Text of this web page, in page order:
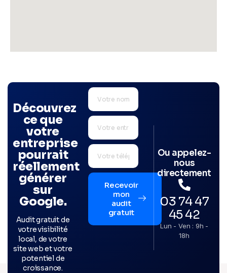
Découvrez
ce que
votre
entreprise
pourrait
réellement
générer
sur
Google.
Audit gratuit de
votre visibilité
local, de votre
site web et votre
potentiel de
croissance.
Recevoir
mon
audit
gratuit
Ou appelez-
nous
directement
03 74 47
45 42
Lun - Ven : 9h -
18h